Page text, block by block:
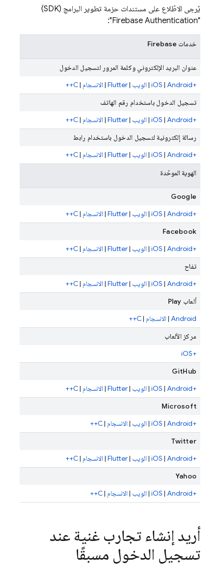
يُرجى الاطّلاع على مستندات حزمة تطوير البرامج (SDK)
"
Firebase Authentication
":
خدمات Firebase
عنوان البريد الإلكتروني وكلمة المرور لتسجيل الدخول
+iOS
| Android
| الويب |
Flutter
| الانسجام |
C++
تسجيل الدخول باستخدام رقم الهاتف
+iOS
| Android
| الويب |
Flutter
| الانسجام |
C++
رسالة إلكترونية لتسجيل الدخول باستخدام رابط
+iOS
| Android
| الويب |
Flutter
| الانسجام |
C++
الهوية الموحّدة
Google
+iOS
| Android
| الويب |
Flutter
| الانسجام |
C++
Facebook
+iOS
| Android
| الويب |
Flutter
| الانسجام |
C++
تفاح
+iOS
| Android
| الويب |
Flutter
| الانسجام |
C++
ألعاب Play
Android
| الانسجام |
C++
مركز الألعاب
+iOS
GitHub
+iOS
| Android
| الويب |
Flutter
| الانسجام |
C++
Microsoft
+iOS
| Android
| الويب | الانسجام |
C++
Twitter
+iOS
| Android
| الويب |
Flutter
| الانسجام |
C++
Yahoo
+iOS
| Android
| الويب | الانسجام |
C++
أريد إنشاء تجارب غنية عند
تسجيل الدخول مسبقًا